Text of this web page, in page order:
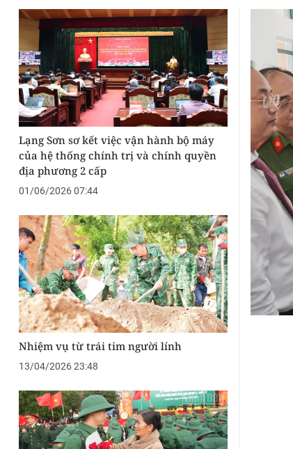
Lạng Sơn sơ kết việc vận hành bộ máy
của hệ thống chính trị và chính quyền
địa phương 2 cấp
01/06/2026 07:44
Nhiệm vụ từ trái tim người lính
13/04/2026 23:48